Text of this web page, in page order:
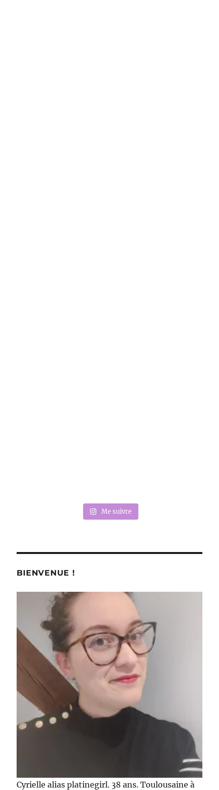
Me suivre
BIENVENUE !
Cyrielle alias platinegirl. 38 ans. Toulousaine à